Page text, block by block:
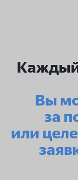
Каждый
Вы
за
или